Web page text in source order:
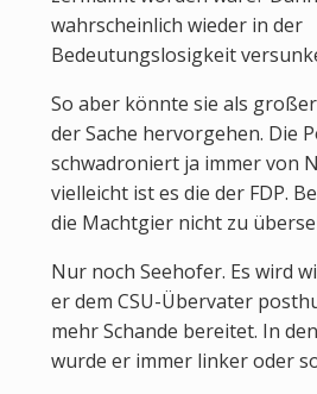
wahrscheinlich wieder in der
Bedeutungslosigkeit
So aber könnte sie als
der Sache hervorgehen. Die
schwadroniert ja immer von
vielleicht ist es die der FDP.
die Machtgier nicht zu
Nur noch Seehofer. Es wird
er dem CSU-Übervater
mehr Schande bereitet. In
wurde er immer linker oder